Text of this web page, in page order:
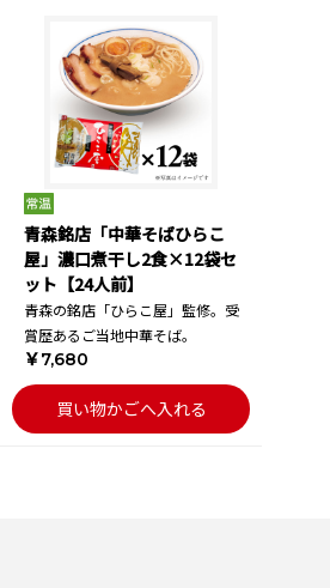
青森銘店「中華そばひらこ
屋」濃口煮干し2食×12袋セ
ット【24人前】
青森の銘店「ひらこ屋」監修。受
賞歴あるご当地中華そば。
￥7,680
買い物かごへ入れる